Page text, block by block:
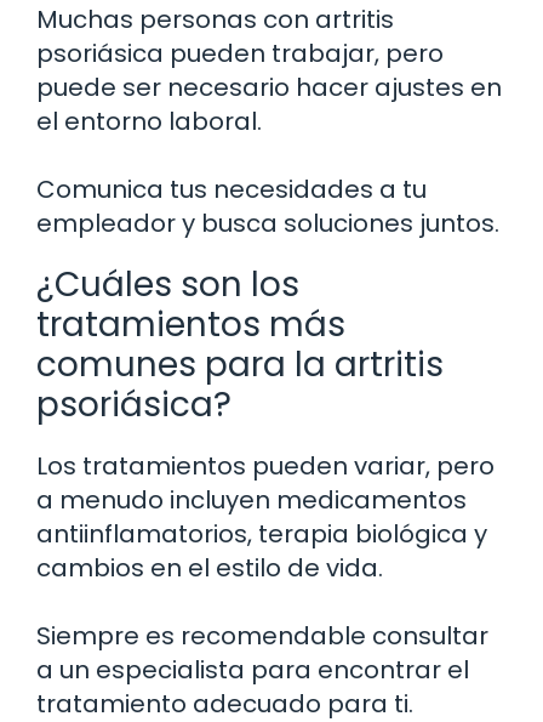
Muchas personas con artritis
psoriásica pueden trabajar, pero
puede ser necesario hacer ajustes en
el entorno laboral.
Comunica tus necesidades a tu
empleador y busca soluciones juntos.
¿Cuáles son los
tratamientos más
comunes para la artritis
psoriásica?
Los tratamientos pueden variar, pero
a menudo incluyen medicamentos
antiinflamatorios, terapia biológica y
cambios en el estilo de vida.
Siempre es recomendable consultar
a un especialista para encontrar el
tratamiento adecuado para ti.